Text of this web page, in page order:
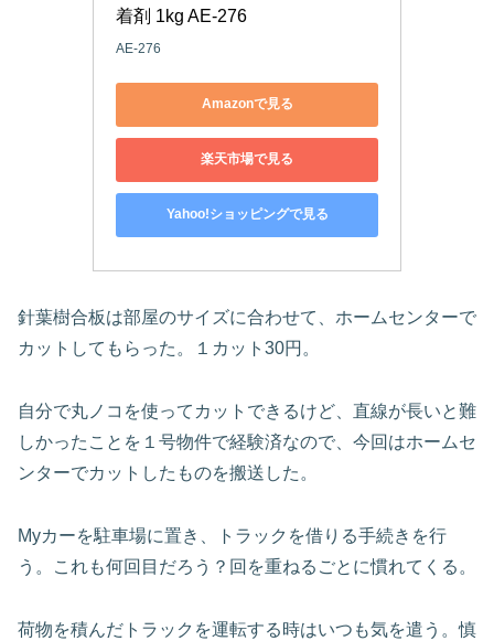
着剤 1kg AE-276
AE-276
Amazonで見る
楽天市場で見る
Yahoo!ショッピングで見る
針葉樹合板は部屋のサイズに合わせて、ホームセンターで
カットしてもらった。１カット30円。
自分で丸ノコを使ってカットできるけど、直線が長いと難
しかったことを１号物件で経験済なので、今回はホームセ
ンターでカットしたものを搬送した。
Myカーを駐車場に置き、トラックを借りる手続きを行
う。これも何回目だろう？回を重ねるごとに慣れてくる。
荷物を積んだトラックを運転する時はいつも気を遣う。慎